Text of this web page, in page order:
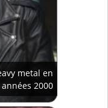
metal en
2000